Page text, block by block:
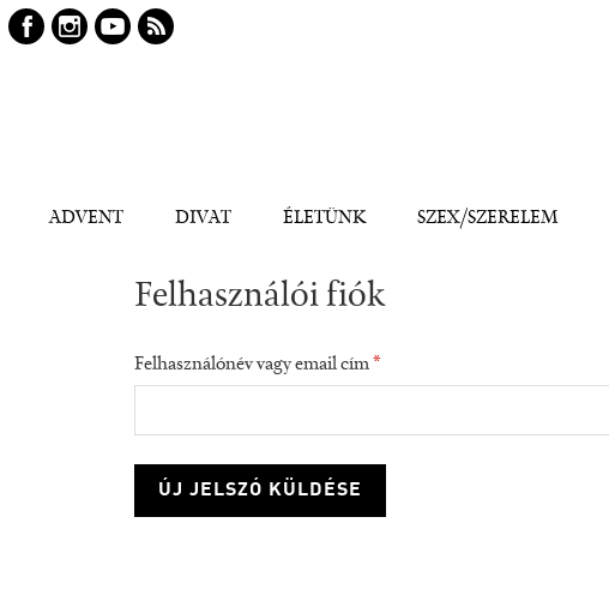
ADVENT DIVAT ÉLETÜNK SZEX/SZERELEM
Felhasználói fiók
Felhasználónév vagy email cím*
consumption